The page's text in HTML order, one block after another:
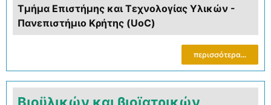
Τμήμα Επιστήμης και Τεχνολογίας Υλικών -
Πανεπιστήμιο Κρήτης (UoC)
περισσότερα...
Βιοϋλικών και βιοϊατρικών